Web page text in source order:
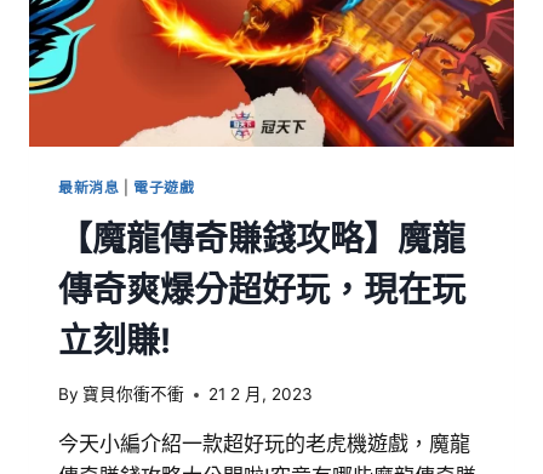
最新消息 電子遊戲
【魔龍傳奇賺錢攻略】魔龍
傳奇爽爆分超好玩，現在玩
立刻賺!
By 寶貝你衝不衝 21 2 月, 2023
今天小編介紹一款超好玩的老虎機遊戲，魔龍